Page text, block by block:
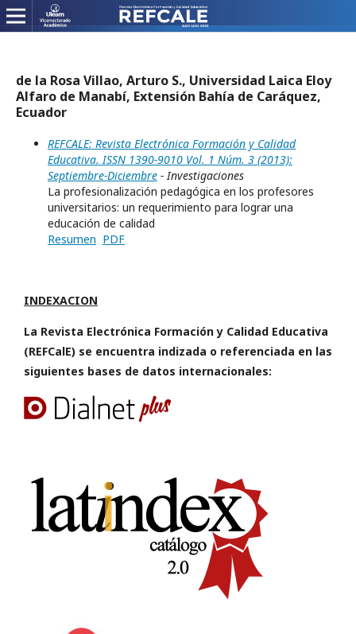
de la Rosa Villao, Arturo S., Universidad Laica Eloy
Alfaro de Manabí, Extensión Bahía de Caráquez,
Ecuador
REFCALE: Revista Electrónica Formación y Calidad
Educativa. ISSN 1390-9010 Vol. 1 Núm. 3 (2013):
Septiembre-Diciembre - Investigaciones
La profesionalización pedagógica en los profesores
universitarios: un requerimiento para lograr una
educación de calidad
Resumen PDF
INDEXACION
La Revista Electrónica Formación y Calidad Educativa
(REFCalE) se encuentra indizada o referenciada en las
siguientes bases de datos internacionales: